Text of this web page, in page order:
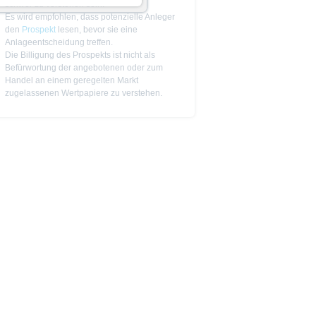
schwer zu verstehen sein.
Es wird empfohlen, dass potenzielle Anleger
den Prospekt lesen, bevor sie eine
Anlageentscheidung treffen.
Die Billigung des Prospekts ist nicht als
Befürwortung der angebotenen oder zum
Handel an einem geregelten Markt
zugelassenen Wertpapiere zu verstehen.
den Wertpapieren
Endgültigen
das allein verbindliche
einer Anlageentscheidung
Die Billigung des
ändern kann.
in bestimmten
für Rechnung von US-
in denen dies nach
enthaltenen
US-Personen oder in den
als Indikator handelbarer